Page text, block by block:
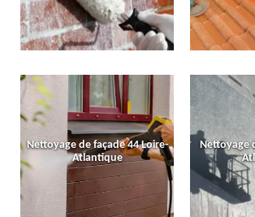
Nettoyage de façade 44 Loire-
Atlantique
Nettoyage